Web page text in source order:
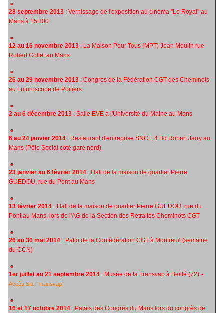
28 septembre 2013 : Vernissage de l'exposition au cinéma "Le Royal" au
Mans à 15H00
12 au 16 novembre 2013 : La Maison Pour Tous (MPT) Jean Moulin rue
Robert Collet au Mans
26 au 29 novembre 2013 : Congrès de la Fédération CGT des Cheminots
au Futuroscope de Poitiers
2 au 6 décembre 2013 : Salle EVE à l'Université du Maine au Mans
6 au 24 janvier 2014 : Restaurant d'entreprise SNCF, 4 Bd Robert Jarry au
Mans (Pôle Social côté gare nord)
23 janvier au 6 février 2014 : Hall de la maison de quartier Pierre
GUEDOU, rue du Pont au Mans
13 février 2014 : Hall de la maison de quartier Pierre GUEDOU, rue du
Pont au Mans, lors de l'AG de la Section des Retraités Cheminots CGT
26 au 30 mai 2014 : Patio de la Confédération CGT à Montreuil (semaine
du CCN)
1er juillet au 21 septembre 2014 : Musée de la Transvap à Beillé (72) -
Accès Site "Transvap"
16 et 17 octobre 2014 : Palais des Congrès du Mans lors du congrès de